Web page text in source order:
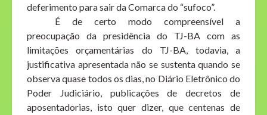
deferimento para sair da Comarca do “sufoco”.
É de certo modo compreensível a
preocupação da presidência do TJ-BA com as
limitações orçamentárias do TJ-BA, todavia, a
justificativa apresentada não se sustenta quando se
observa quase todos os dias, no Diário Eletrônico do
Poder Judiciário, publicações de decretos de
aposentadorias, isto quer dizer, que centenas de